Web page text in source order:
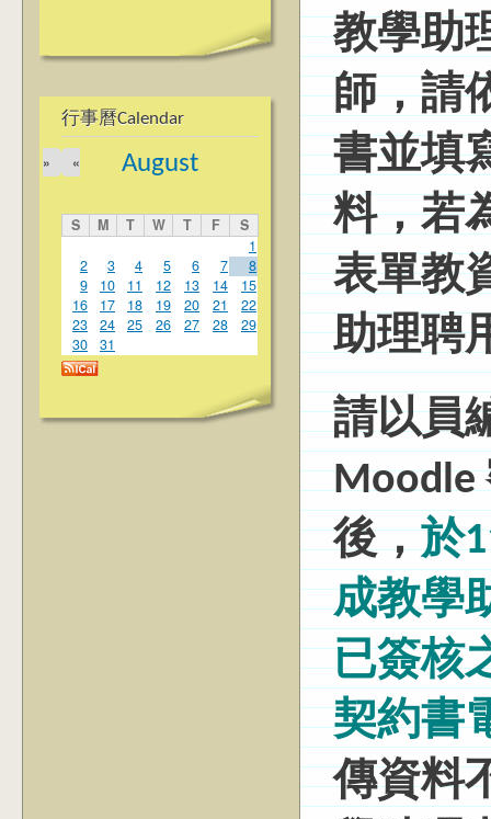
行事曆Calendar
August
«
»
S M T W T F
S
1
2
3 4 5 6 7
8
9
10 11 12 13 14
15
16
17 18 19 20 21
22
23
24 25 26 27 28
29
30
31
教學助
師，請
書並填
料，若
表單教
助理聘
請以員
Moodle
後，於
成教學
已簽核
契約書
傳資料